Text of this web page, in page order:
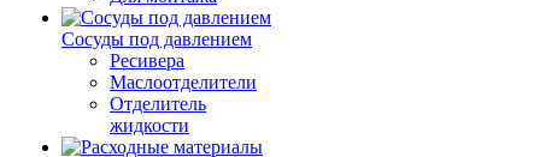
Сосуды под давлением
Ресивера
Маслоотделители
Отделитель
жидкости